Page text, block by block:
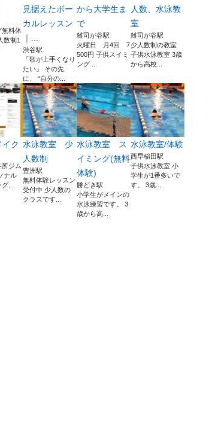
無料体
数制1
見据えたボー
カルレッスン
｜...
渋谷駅
「歌が上手くなり
たい」 その先
に、 “自分の...
から大学生ま
で
雑司が谷駅
火曜日 月4回 7
500円 子供スイミ
ング ...
人数、水泳教
室
雑司が谷駅
少人数制の教室
子供水泳教室 3歳
から高校...
イク
所ジム
ナル
...
水泳教室 少
人数制
豊洲駅
無料体験レッスン
受付中 少人数の
クラスです...
水泳教室 ス
イミング(無料
体験)
勝どき駅
小学生がメインの
水泳練習です。 3
歳から高...
水泳教室/体験
西早稲田駅
子供水泳教室 小
学生が1番多いで
す。 3歳...